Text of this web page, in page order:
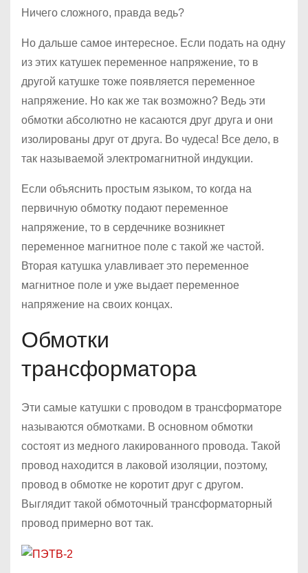
Ничего сложного, правда ведь?
Но дальше самое интересное. Если подать на одну
из этих катушек переменное напряжение, то в
другой катушке тоже появляется переменное
напряжение. Но как же так возможно? Ведь эти
обмотки абсолютно не касаются друг друга и они
изолированы друг от друга. Во чудеса! Все дело, в
так называемой электромагнитной индукции.
Если объяснить простым языком, то когда на
первичную обмотку подают переменное
напряжение, то в сердечнике возникнет
переменное магнитное поле с такой же частой.
Вторая катушка улавливает это переменное
магнитное поле и уже выдает переменное
напряжение на своих концах.
Обмотки
трансформатора
Эти самые катушки с проводом в трансформаторе
называются обмотками. В основном обмотки
состоят из медного лакированного провода. Такой
провод находится в лаковой изоляции, поэтому,
провод в обмотке не коротит друг с другом.
Выглядит такой обмоточный трансформаторный
провод примерно вот так.